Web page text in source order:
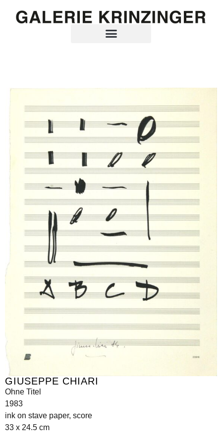
GIUSEPPE CHIARI
Ohne Titel
1983
ink on stave paper, score
33 x 24.5 cm